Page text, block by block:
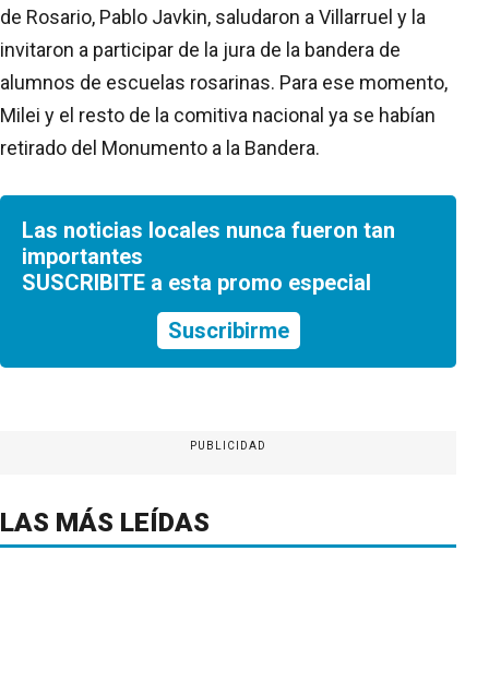
de Rosario, Pablo Javkin, saludaron a Villarruel y la
invitaron a participar de la jura de la bandera de
alumnos de escuelas rosarinas. Para ese momento,
Milei y el resto de la comitiva nacional ya se habían
retirado del Monumento a la Bandera.
Las noticias locales nunca fueron tan
importantes
SUSCRIBITE a esta promo especial
Suscribirme
PUBLICIDAD
LAS MÁS LEÍDAS